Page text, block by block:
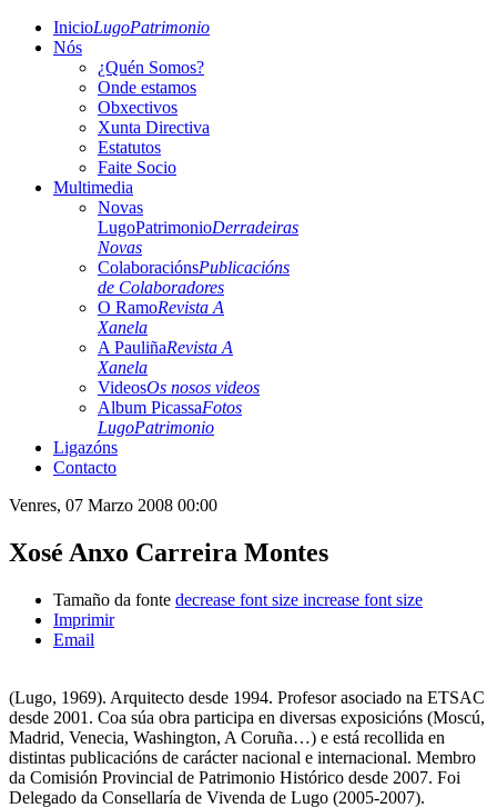
InicioLugoPatrimonio
Nós
¿Quén Somos?
Onde estamos
Obxectivos
Xunta Directiva
Estatutos
Faite Socio
Multimedia
Novas
LugoPatrimonioDerradeiras
Novas
ColaboraciónsPublicacións
de Colaboradores
O RamoRevista A
Xanela
A PauliñaRevista A
Xanela
VideosOs nosos videos
Album PicassaFotos
LugoPatrimonio
Ligazóns
Contacto
Venres, 07 Marzo 2008 00:00
Xosé Anxo Carreira Montes
Tamaño da fonte decrease font size increase font size
Imprimir
Email
(Lugo, 1969). Arquitecto desde 1994. Profesor asociado na ETSAC
desde 2001. Coa súa obra participa en diversas exposicións (Moscú,
Madrid, Venecia, Washington, A Coruña…) e está recollida en
distintas publicacións de carácter nacional e internacional. Membro
da Comisión Provincial de Patrimonio Histórico desde 2007. Foi
Delegado da Consellaría de Vivenda de Lugo (2005-2007).